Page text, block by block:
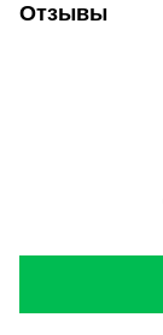
Отзывы